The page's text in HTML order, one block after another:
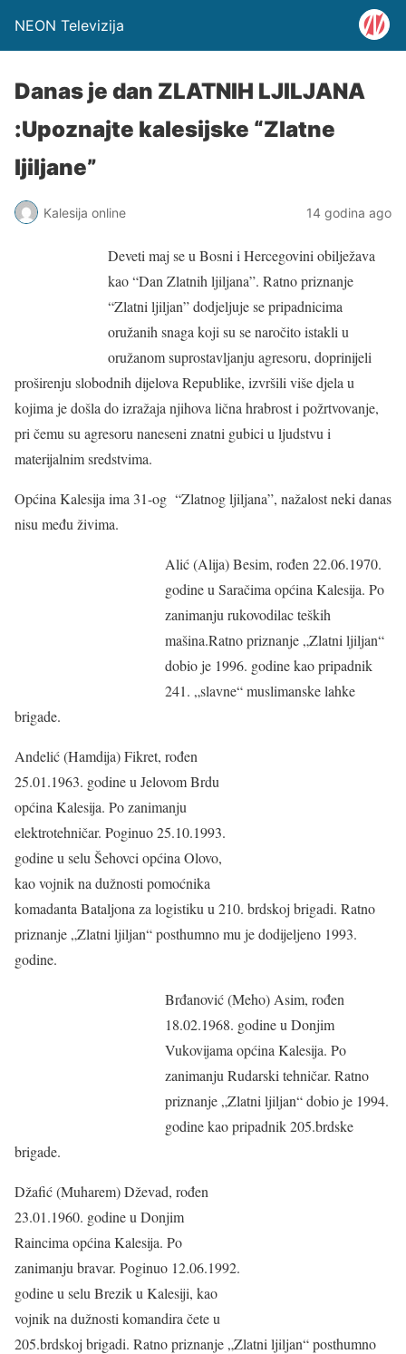
NEON Televizija
Danas je dan ZLATNIH LJILJANA
:Upoznajte kalesijske “Zlatne
ljiljane”
Kalesija online 14 godina ago
Deveti maj se u Bosni i Hercegovini obilježava
kao “Dan Zlatnih ljiljana”. Ratno priznanje
“Zlatni ljiljan” dodjeljuje se pripadnicima
oružanih snaga koji su se naročito istakli u
oružanom suprostavljanju agresoru, doprinijeli
proširenju slobodnih dijelova Republike, izvršili više djela u
kojima je došla do izražaja njihova lična hrabrost i požrtvovanje,
pri čemu su agresoru naneseni znatni gubici u ljudstvu i
materijalnim sredstvima.
Općina Kalesija ima 31-og “Zlatnog ljiljana”, nažalost neki danas
nisu među živima.
Alić (Alija) Besim, rođen 22.06.1970.
godine u Saračima općina Kalesija. Po
zanimanju rukovodilac teških
mašina.Ratno priznanje „Zlatni ljiljan“
dobio je 1996. godine kao pripadnik
241. „slavne“ muslimanske lahke
brigade.
Andelić (Hamdija) Fikret, rođen
25.01.1963. godine u Jelovom Brdu
općina Kalesija. Po zanimanju
elektrotehničar. Poginuo 25.10.1993.
godine u selu Šehovci općina Olovo,
kao vojnik na dužnosti pomoćnika
komadanta Bataljona za logistiku u 210. brdskoj brigadi. Ratno
priznanje „Zlatni ljiljan“ posthumno mu je dodijeljeno 1993.
godine.
Brđanović (Meho) Asim, rođen
18.02.1968. godine u Donjim
Vukovijama općina Kalesija. Po
zanimanju Rudarski tehničar. Ratno
priznanje „Zlatni ljiljan“ dobio je 1994.
godine kao pripadnik 205.brdske
brigade.
Džafić (Muharem) Dževad, rođen
23.01.1960. godine u Donjim
Raincima općina Kalesija. Po
zanimanju bravar. Poginuo 12.06.1992.
godine u selu Brezik u Kalesiji, kao
vojnik na dužnosti komandira čete u
205.brdskoj brigadi. Ratno priznanje „Zlatni ljiljan“ posthumno